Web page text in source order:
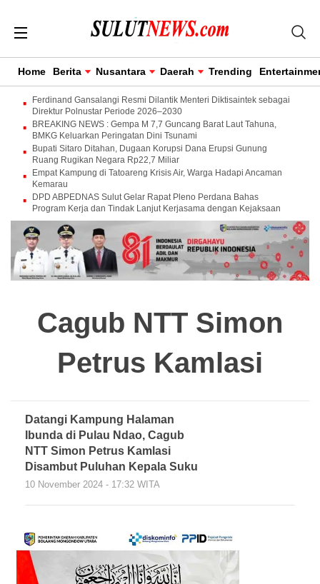
Home Berita Nusantara Daerah Trending
Ferdinand Gansalangi Resmi Dilantik Menteri Diktisaintek sebagai
Direktur Polnustar Periode 2026–2030
BREAKING NEWS : Gempa M 7,7 Guncang Barat Laut Tahuna,
BMKG Keluarkan Peringatan Dini Tsunami
Bupati Sitaro Ditahan, Dugaan Korupsi Dana Erupsi Gunung
Ruang Rugikan Negara Rp22,7 Miliar
Empat Kampung di Tatoareng Krisis Air, Warga Hadapi Ancaman
Kemarau
DPD ABPEDNAS Sulut Gelar Rapat Pleno Perdana Bahas
Program Kerja dan Tindak Lanjut Kerjasama dengan Kejaksaan
Cagub NTT Simon
Petrus Kamlasi
Datangi Kampung Halaman
Ibunda di Pulau Ndao, Cagub
NTT Simon Petrus Kamlasi
Disambut Puluhan Kepala Suku
10 November 2024 - 17:32 WITA